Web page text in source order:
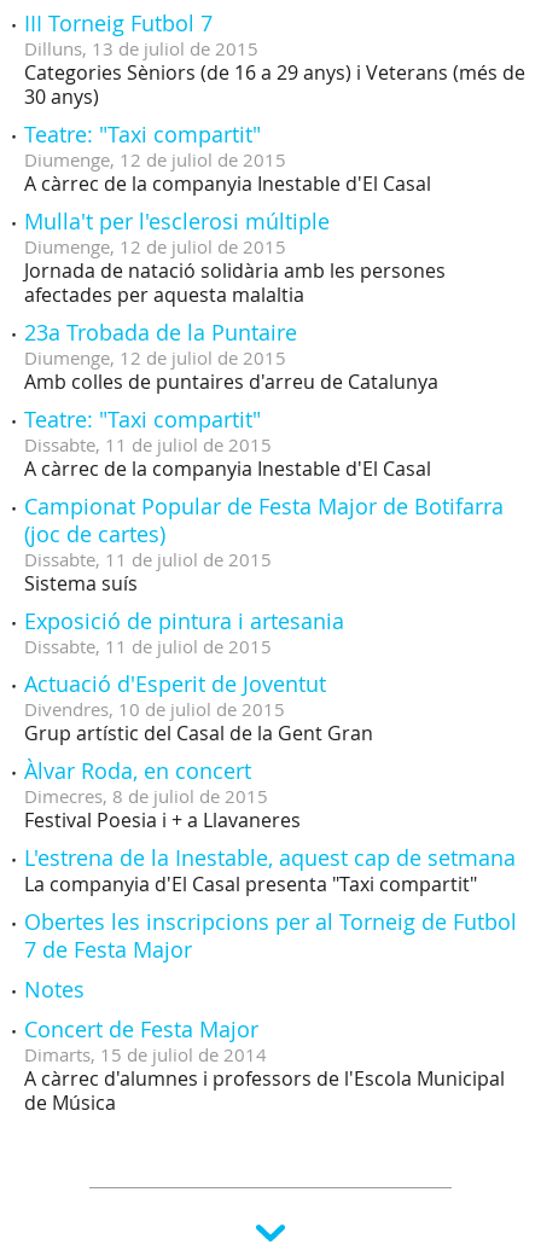
III Torneig Futbol 7
Dilluns, 13 de juliol de 2015
Categories Sèniors (de 16 a 29 anys) i Veterans (més de
30 anys)
Teatre: "Taxi compartit"
Diumenge, 12 de juliol de 2015
A càrrec de la companyia Inestable d'El Casal
Mulla't per l'esclerosi múltiple
Diumenge, 12 de juliol de 2015
Jornada de natació solidària amb les persones
afectades per aquesta malaltia
23a Trobada de la Puntaire
Diumenge, 12 de juliol de 2015
Amb colles de puntaires d'arreu de Catalunya
Teatre: "Taxi compartit"
Dissabte, 11 de juliol de 2015
A càrrec de la companyia Inestable d'El Casal
Campionat Popular de Festa Major de Botifarra
(joc de cartes)
Dissabte, 11 de juliol de 2015
Sistema suís
Exposició de pintura i artesania
Dissabte, 11 de juliol de 2015
Actuació d'Esperit de Joventut
Divendres, 10 de juliol de 2015
Grup artístic del Casal de la Gent Gran
Àlvar Roda, en concert
Dimecres, 8 de juliol de 2015
Festival Poesia i + a Llavaneres
L'estrena de la Inestable, aquest cap de setmana
La companyia d'El Casal presenta "Taxi compartit"
Obertes les inscripcions per al Torneig de Futbol
7 de Festa Major
Notes
Concert de Festa Major
Dimarts, 15 de juliol de 2014
A càrrec d'alumnes i professors de l'Escola Municipal
de Música